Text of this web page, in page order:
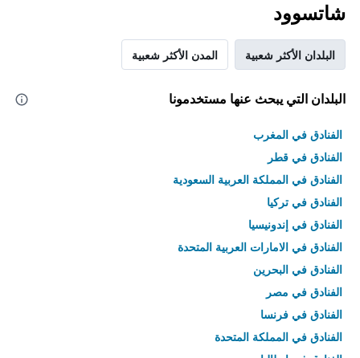
شاتسوود
البلدان الأكثر شعبية المدن الأكثر شعبية
البلدان التي يبحث عنها مستخدمونا
الفنادق في المغرب
الفنادق في قطر
الفنادق في المملكة العربية السعودية
الفنادق في تركيا
الفنادق في إندونيسيا
الفنادق في الامارات العربية المتحدة
الفنادق في البحرين
الفنادق في مصر
الفنادق في فرنسا
الفنادق في المملكة المتحدة